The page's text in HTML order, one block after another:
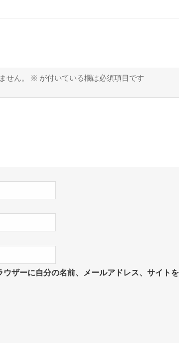
せん。 ※ が付いている欄は必須項目です
ザーに自分の名前、メールアドレス、サイトを